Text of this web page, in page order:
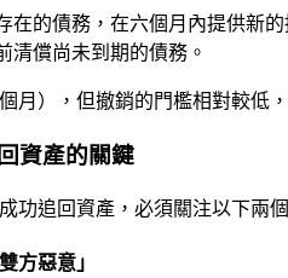
在的債務，在六個月內提供新
清償尚未到期的債務。
月），但撤銷的門檻相對較低
資產的關鍵
功追回資產，必須關注以下兩個
方惡意」